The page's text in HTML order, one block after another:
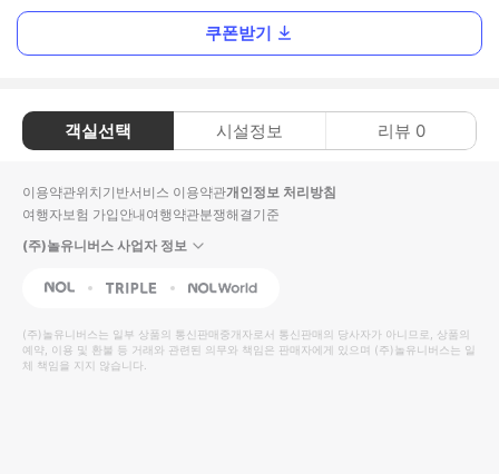
쿠폰받기
객실선택 시설정보 리뷰 0
이용약관위치기반서비스 이용약관개인정보 처리방침
여행자보험 가입안내여행약관분쟁해결기준
(주)놀유니버스 사업자 정보
NOL Triple Interpark Global
(주)놀유니버스는 일부 상품의 통신판매중개자로서 통신판매의 당사자가 아니므로, 상품의
예약, 이용 및 환불 등 거래와 관련된 의무와 책임은 판매자에게 있으며 (주)놀유니버스는 일
체 책임을 지지 않습니다.